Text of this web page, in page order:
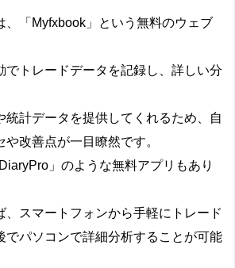
、「Myfxbook」という無料のウェブ
でトレードデータを記録し、詳しい分
統計データを提供してくれるため、自
改善点が一目瞭然です。
」のような無料アプリもあり
、スマートフォンから手軽にトレード
でパソコンで詳細分析することが可能